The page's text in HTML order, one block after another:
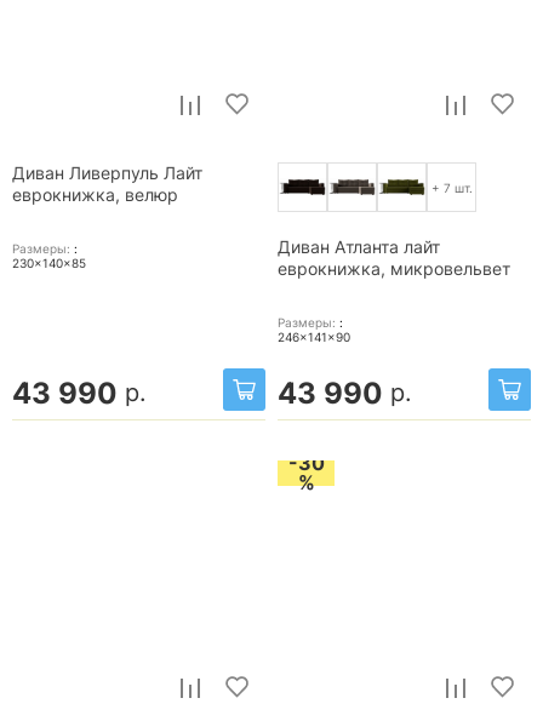
Диван Ливерпуль Лайт
еврокнижка, велюр
Размеры: :
230x140x85
43 990 р.
+ 7 шт.
Диван Атланта лайт
еврокнижка, микровельвет
Размеры: :
246x141x90
43 990 р.
-30
%